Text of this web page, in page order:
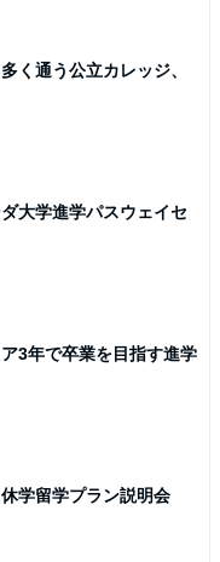
く通う公立カレッジ、
大学進学パスウェイセ
3年で卒業を目指す進学
学留学プラン説明会